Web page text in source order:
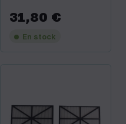
Prix
31,80 €
En stock